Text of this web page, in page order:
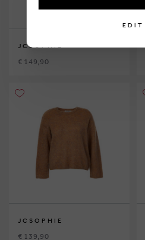
JCSOPHIE
€ 149,90
JCSOPHIE
€ 139,90
EDIT